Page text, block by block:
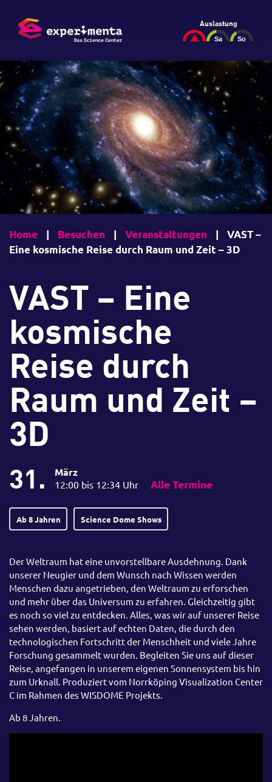
Auslastung
Home | Besuchen | Veranstaltungen |
VAST –
Eine kosmische Reise durch Raum und Zeit – 3D
VAST – Eine
kosmische
Reise durch
Raum und Zeit –
3D
31. März
12:00 bis 12:34 Uhr Alle Termine
Ab 8 Jahren Science Dome Shows
Der Weltraum hat eine unvorstellbare Ausdehnung. Dank
unserer Neugier und dem Wunsch nach Wissen werden
Menschen dazu angetrieben, den Weltraum zu erforschen
und mehr über das Universum zu erfahren. Gleichzeitig gibt
es noch so viel zu entdecken. Alles, was wir auf unserer Reise
sehen werden, basiert auf echten Daten, die durch den
technologischen Fortschritt der Menschheit und viele Jahre
Forschung gesammelt wurden. Begleiten Sie uns auf dieser
Reise, angefangen in unserem eigenen Sonnensystem bis hin
zum Urknall. Produziert vom Norrköping Visualization Center
C im Rahmen des WISDOME Projekts.
Ab 8 Jahren.